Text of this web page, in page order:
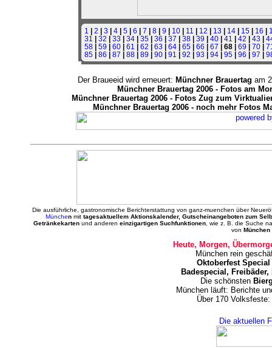
1 | 2 | 3 | 4| 5| 6 | 7 | 8| 9 | 10| 11 | 12 | 13 | 14| 15| 16 |
31 | 32 | 33 | 34| 35| 36 | 37 | 38| 39 | 40| 41 | 42 | 43 |
58| 59 | 60| 61 | 62 | 63 | 64| 65| 66 | 67 | 68 | 69 | 70|
85| 86 | 87 | 88| 89 | 90| 91 | 92 | 93 | 94| 95| 96 | 97 |
Der Braueeid wird erneuert: Münchner Brauertag am
Münchner Brauertag 2006 - Fotos am
Münchner Brauertag 2006 - Fotos Zug zum
Münchner Brauertag 2006 - noch mehr Fotos
Die ausführliche, gastronomische Berichterstattung von ganz-muenchen über
Münchenmit tagesaktuellem Aktionskalender, Gutscheinangeboten zum
Getränkekartenund anderen einzigartigen Suchfunktionen, wie z. B. die Suche
von
Heute, Morgen,
München rein
Oktoberfest Special
Badespecial,
Die schönsten
München läuft: Berichte
Über 170
Die aktuellen